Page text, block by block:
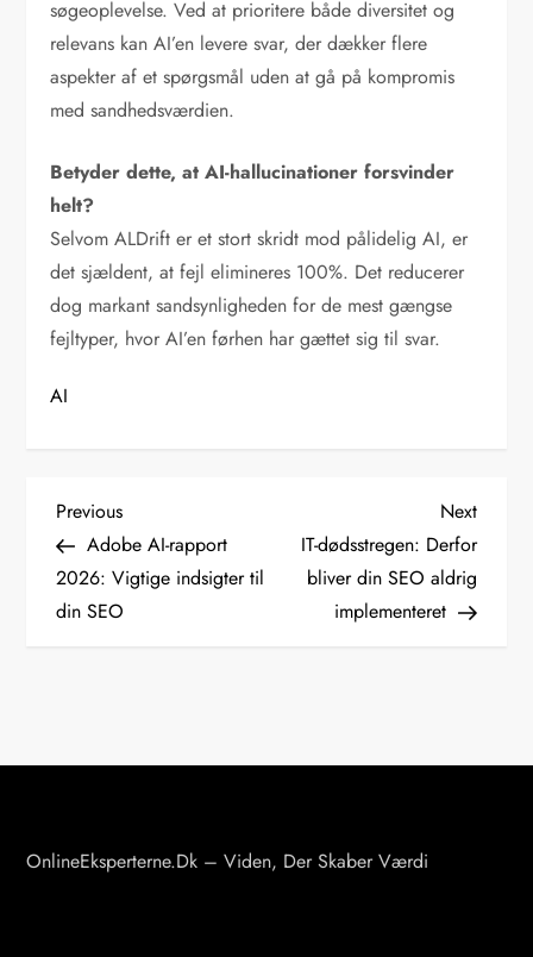
søgeoplevelse. Ved at prioritere både diversitet og
relevans kan AI’en levere svar, der dækker flere
aspekter af et spørgsmål uden at gå på kompromis
med sandhedsværdien.
Betyder dette, at AI-hallucinationer forsvinder
helt?
Selvom ALDrift er et stort skridt mod pålidelig AI, er
det sjældent, at fejl elimineres 100%. Det reducerer
dog markant sandsynligheden for de mest gængse
fejltyper, hvor AI’en førhen har gættet sig til svar.
AI
I
n
d
g
Previous
Post
Previous
Adobe AI-rapport
2026: Vigtige indsigter til
din SEO
Next
Post
Next
IT-dødsstregen: Derfor
bliver din SEO aldrig
implementeret
OnlineEksperterne.dk – Viden, Der Skaber Værdi